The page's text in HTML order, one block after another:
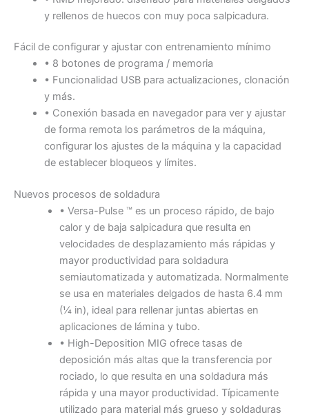
y rellenos de huecos con muy poca salpicadura.
Fácil de configurar y ajustar con entrenamiento mínimo
• 8 botones de programa / memoria
• Funcionalidad USB para actualizaciones, clonación
y más.
• Conexión basada en navegador para ver y ajustar
de forma remota los parámetros de la máquina,
configurar los ajustes de la máquina y la capacidad
de establecer bloqueos y límites.
Nuevos procesos de soldadura
• Versa-Pulse ™ es un proceso rápido, de bajo
calor y de baja salpicadura que resulta en
velocidades de desplazamiento más rápidas y
mayor productividad para soldadura
semiautomatizada y automatizada. Normalmente
se usa en materiales delgados de hasta 6.4 mm
(¼ in), ideal para rellenar juntas abiertas en
aplicaciones de lámina y tubo.
• High-Deposition MIG ofrece tasas de
deposición más altas que la transferencia por
rociado, lo que resulta en una soldadura más
rápida y una mayor productividad. Típicamente
utilizado para material más grueso y soldaduras